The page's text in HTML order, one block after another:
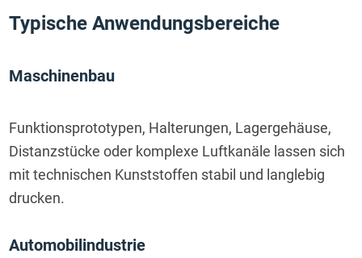
Typische Anwendungsbereiche
Maschinenbau
Funktionsprototypen, Halterungen, Lagergehäuse,
Distanzstücke oder komplexe Luftkanäle lassen sich
mit technischen Kunststoffen stabil und langlebig
drucken.
Automobilindustrie